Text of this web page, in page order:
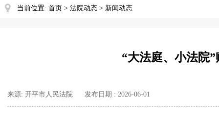
当前位置: 首页 > 法院动态 > 新闻动态
“大法庭、小法院
来源: 开平市人民法院 发布日期 : 2026-06-01